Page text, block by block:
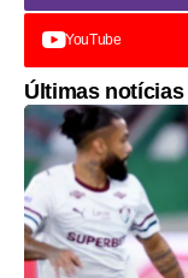
YouTube
Últimas notícias